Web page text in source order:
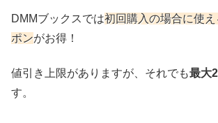
DMMブックスでは初回購入の場合に使
ポンがお得！
値引き上限がありますが、それでも最大
す。